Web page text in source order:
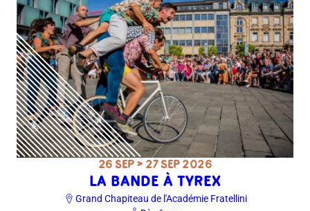
26 SEP > 27 SEP 2026
LA BANDE À TYREX
Grand Chapiteau de l'Académie Fratellini